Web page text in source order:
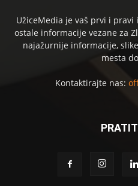
UžiceMedia je vaš prvi i pravi
ostale informacije vezane za
najažurnije informacije,
mesta
Kontaktirajte nas: